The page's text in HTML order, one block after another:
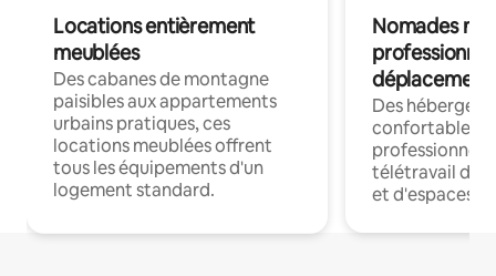
Locations entièrement
meublées
Des cabanes de montagne
paisibles aux appartements
urbains pratiques, ces
locations meublées offrent
tous les équipements d'un
logement standard.
Nomades
déplacement
Des
confortables
professionnels
télétravail
et d'espaces